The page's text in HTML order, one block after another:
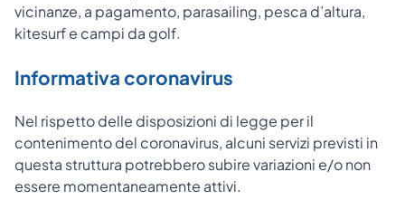
vicinanze, a pagamento, parasailing, pesca d’altura,
kitesurf e campi da golf.
Informativa coronavirus
Nel rispetto delle disposizioni di legge per il
contenimento del coronavirus, alcuni servizi previsti in
questa struttura potrebbero subire variazioni e/o non
essere momentaneamente attivi.